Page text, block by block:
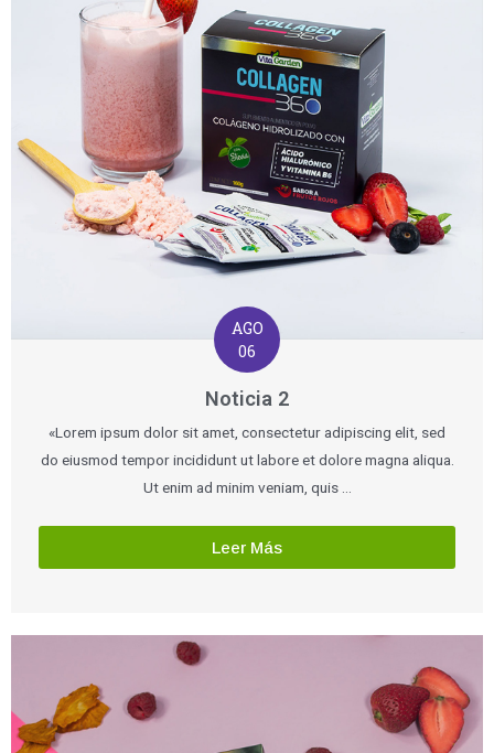
AGO
06
Noticia 2
«Lorem ipsum dolor sit amet, consectetur adipiscing elit, sed
do eiusmod tempor incididunt ut labore et dolore magna aliqua.
Ut enim ad minim veniam, quis …
Leer Más